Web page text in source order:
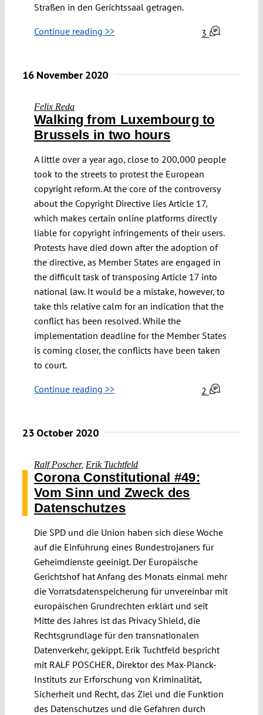
Straßen in den Gerichtssaal getragen.
Continue reading >> 3
16 November 2020
Felix Reda
​Walking from Luxembourg to
Brussels in two hours
A little over a year ago, close to 200,000 people
took to the streets to protest the European
copyright reform. At the core of the controversy
about the Copyright Directive lies Article 17,
which makes certain online platforms directly
liable for copyright infringements of their users.
Protests have died down after the adoption of
the directive, as Member States are engaged in
the difficult task of transposing Article 17 into
national law. It would be a mistake, however, to
take this relative calm for an indication that the
conflict has been resolved. While the
implementation deadline for the Member States
is coming closer, the conflicts have been taken
to court.
Continue reading >> 2
23 October 2020
Ralf Poscher, Erik Tuchtfeld
Corona Constitutional #49:
Vom Sinn und Zweck des
Datenschutzes
Die SPD und die Union haben sich diese Woche
auf die Einführung eines Bundestrojaners für
Geheimdienste geeinigt. Der Europäische
Gerichtshof hat Anfang des Monats einmal mehr
die Vorratsdatenspeicherung für unvereinbar mit
europäischen Grundrechten erklärt und seit
Mitte des Jahres ist das Privacy Shield, die
Rechtsgrundlage für den transnationalen
Datenverkehr, gekippt. Erik Tuchtfeld bespricht
mit RALF POSCHER, Direktor des Max-Planck-
Instituts zur Erforschung von Kriminalität,
Sicherheit und Recht, das Ziel und die Funktion
des Datenschutzes und die Gefahren durch